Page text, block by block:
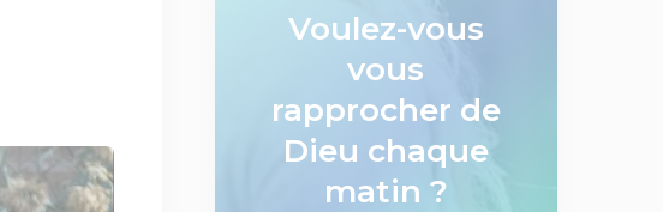
Voulez-vous
vous
rapprocher de
Dieu chaque
matin ?